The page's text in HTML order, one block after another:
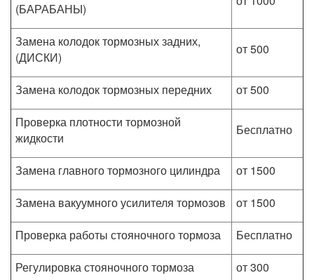
(БАРАБАНЫ)
Замена колодок тормозных задних,
(ДИСКИ)
от 500
Замена колодок тормозных передних
от 500
Проверка плотности тормозной
жидкости
Бесплатно
Замена главного тормозного цилиндра
от 1500
Замена вакуумного усилителя тормозов
от 1500
Проверка работы стояночного тормоза
Бесплатно
Регулировка стояночного тормоза
от 300